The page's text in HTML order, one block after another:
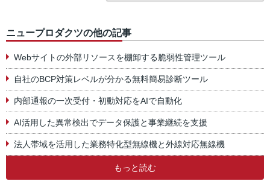
ニュープロダクツの他の記事
Webサイトの外部リソースを棚卸する脆弱性管理ツール
自社のBCP対策レベルが分かる無料簡易診断ツール
内部通報の一次受付・初動対応をAIで自動化
AI活用した異常検出でデータ保護と事業継続を支援
法人帯域を活用した業務特化型無線機と外線対応無線機
もっと読む